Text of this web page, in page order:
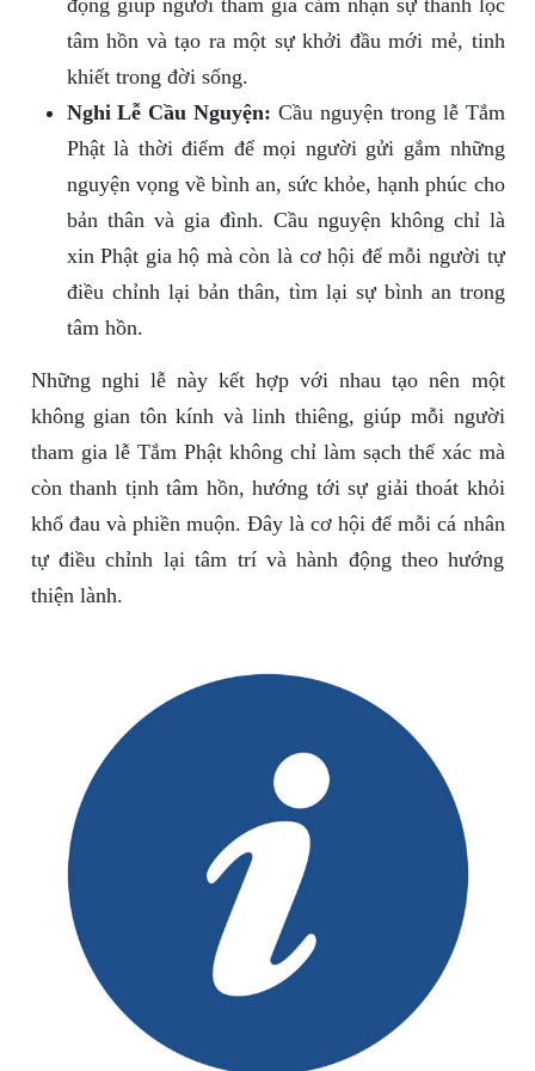
động giúp người tham gia cảm nhận sự thanh lọc
tâm hồn và tạo ra một sự khởi đầu mới mẻ, tinh
khiết trong đời sống.
Nghi Lễ Cầu Nguyện: Cầu nguyện trong lễ Tắm
Phật là thời điểm để mọi người gửi gắm những
nguyện vọng về bình an, sức khỏe, hạnh phúc cho
bản thân và gia đình. Cầu nguyện không chỉ là
xin Phật gia hộ mà còn là cơ hội để mỗi người tự
điều chỉnh lại bản thân, tìm lại sự bình an trong
tâm hồn.
Những nghi lễ này kết hợp với nhau tạo nên một
không gian tôn kính và linh thiêng, giúp mỗi người
tham gia lễ Tắm Phật không chỉ làm sạch thể xác mà
còn thanh tịnh tâm hồn, hướng tới sự giải thoát khỏi
khổ đau và phiền muộn. Đây là cơ hội để mỗi cá nhân
tự điều chỉnh lại tâm trí và hành động theo hướng
thiện lành.